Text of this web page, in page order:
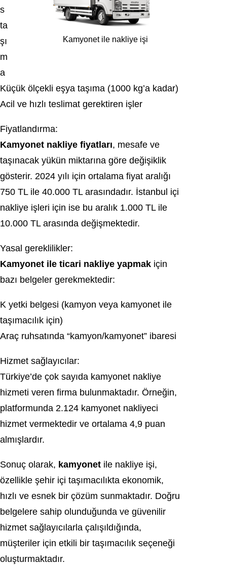
Kamyonet ile nakliye işi
s
ta
şı
m
a
Küçük ölçekli eşya taşıma (1000 kg’a kadar)
Acil ve hızlı teslimat gerektiren işler
Fiyatlandırma:
Kamyonet nakliye fiyatları, mesafe ve
taşınacak yükün miktarına göre değişiklik
gösterir. 2024 yılı için ortalama fiyat aralığı
750 TL ile 40.000 TL arasındadır. İstanbul içi
nakliye işleri için ise bu aralık 1.000 TL ile
10.000 TL arasında değişmektedir.
Yasal gereklilikler:
Kamyonet ile ticari nakliye yapmak için
bazı belgeler gerekmektedir:
K yetki belgesi (kamyon veya kamyonet ile
taşımacılık için)
Araç ruhsatında “kamyon/kamyonet” ibaresi
Hizmet sağlayıcılar:
Türkiye’de çok sayıda kamyonet nakliye
hizmeti veren firma bulunmaktadır. Örneğin,
platformunda 2.124 kamyonet nakliyeci
hizmet vermektedir ve ortalama 4,9 puan
almışlardır.
Sonuç olarak, kamyonet ile nakliye işi,
özellikle şehir içi taşımacılıkta ekonomik,
hızlı ve esnek bir çözüm sunmaktadır. Doğru
belgelere sahip olunduğunda ve güvenilir
hizmet sağlayıcılarla çalışıldığında,
müşteriler için etkili bir taşımacılık seçeneği
oluşturmaktadır.